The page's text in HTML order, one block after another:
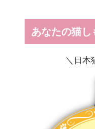
あなたの猫し
＼日本